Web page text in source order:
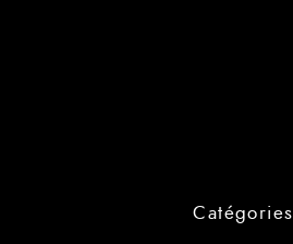
Catégories